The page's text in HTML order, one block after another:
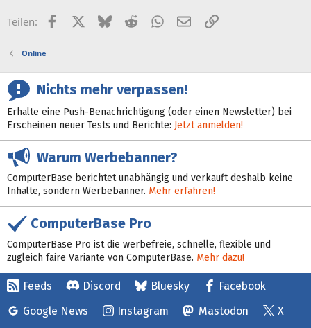
Teilen: FacebookX (Twitter)
BlueskyRedditWhatsApp
E-MailLink
Online
Nichts mehr verpassen!
Erhalte eine Push-Benachrichtigung (oder einen Newsletter) bei
Erscheinen neuer Tests und Berichte: Jetzt anmelden!
Warum Werbebanner?
ComputerBase berichtet unabhängig und verkauft deshalb keine
Inhalte, sondern Werbebanner. Mehr erfahren!
ComputerBase Pro
ComputerBase Pro ist die werbefreie, schnelle, flexible und
zugleich faire Variante von ComputerBase. Mehr dazu!
Feeds Discord Bluesky
Facebook
Google News
Instagram Mastodon X